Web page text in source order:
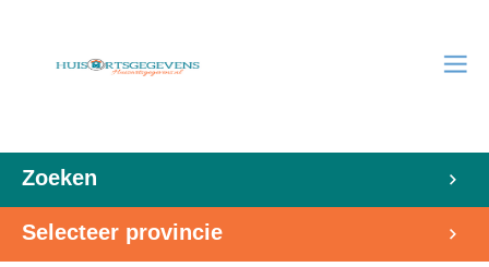
Zoeken
Selecteer provincie